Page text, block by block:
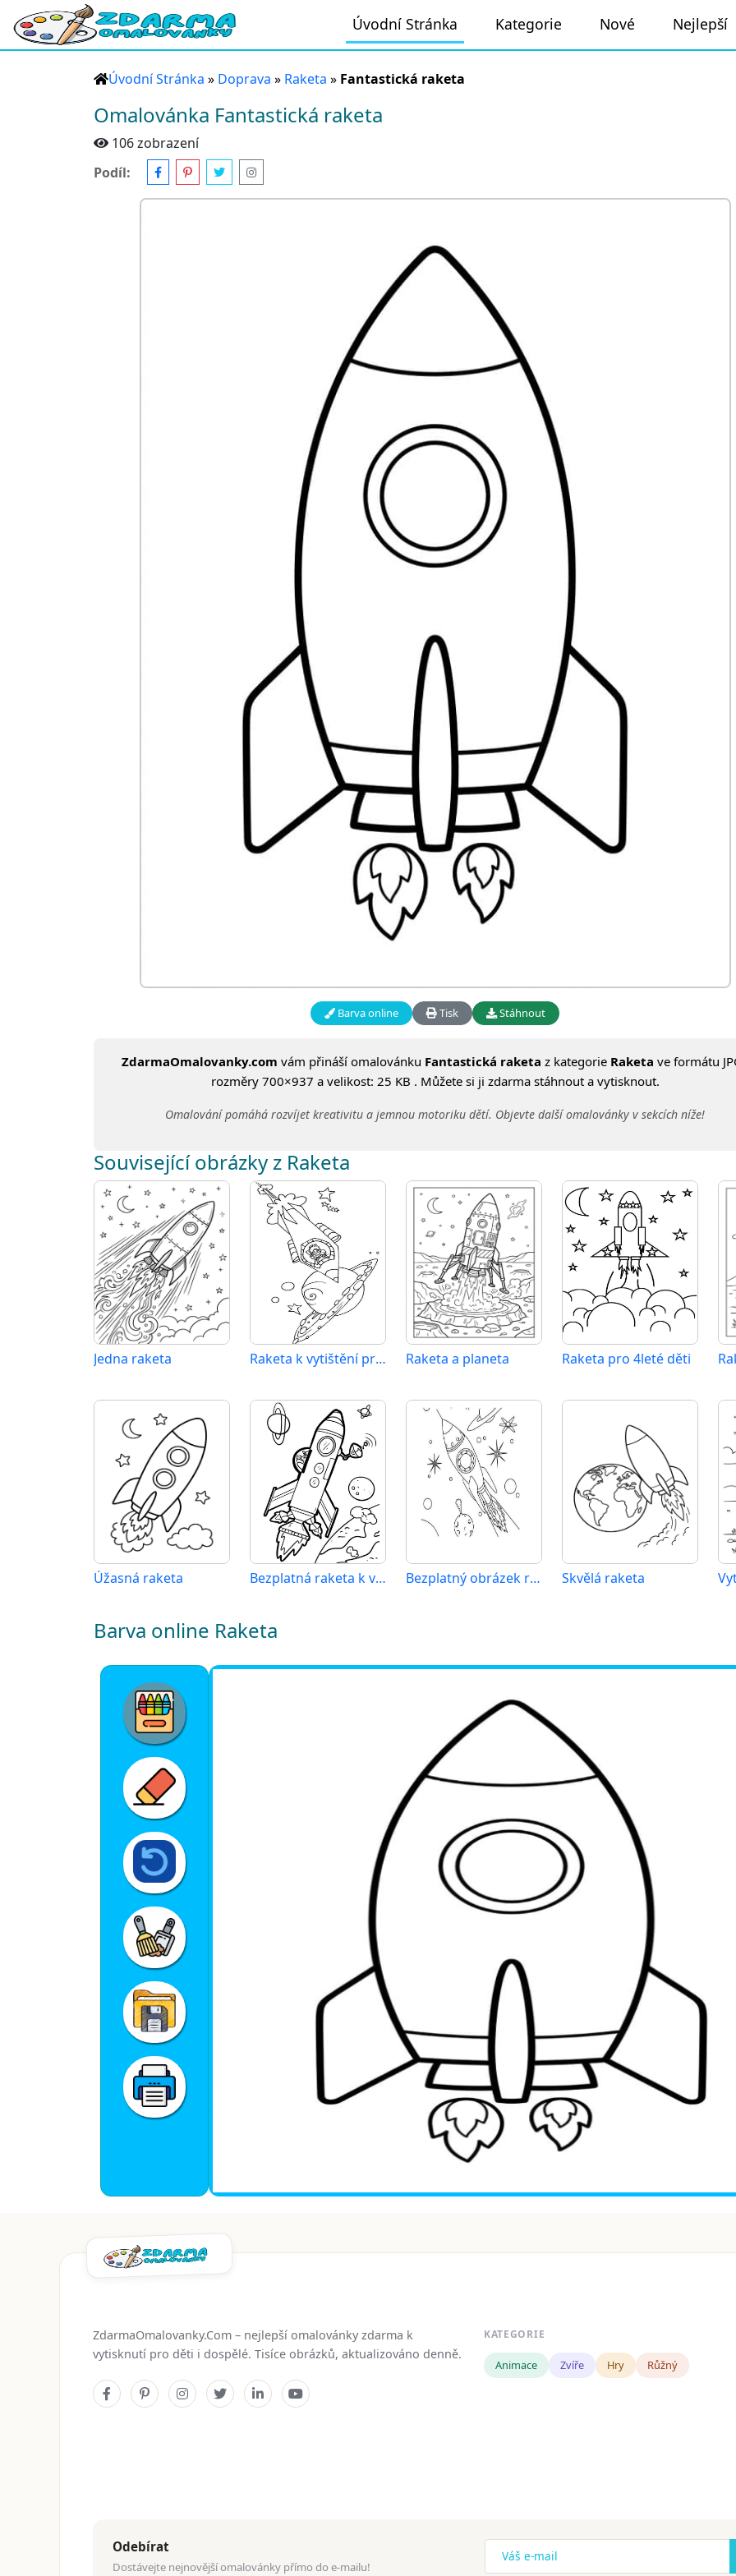
Úvodní Stránka Kategorie Nové Nejlepší
Úvodní Stránka » Doprava » Raketa » Fantastická raketa
Omalovánka Fantastická raketa
106 zobrazení
Podíl:
Barva online Tisk Stáhnout
ZdarmaOmalovanky.com vám přináší omalovánku Fantastická raketa z kategorie Raketa ve formátu
rozměry 700×937 a velikost: 25 KB . Můžete si ji zdarma stáhnout a vytisknout.
Omalování pomáhá rozvíjet kreativitu a jemnou motoriku dětí. Objevte další omalovánky v sekcích níže!
Související obrázky z Raketa
Jedna raketa Raketa k vytištění pro děti Raketa a planeta Raketa pro 4leté děti
Úžasná raketa Bezplatná raketa k vytisknutí Bezplatný obrázek rakety Skvělá raketa
Barva online Raketa
ZdarmaOmalovanky.Com – nejlepší omalovánky zdarma k
vytisknutí pro děti i dospělé. Tisíce obrázků, aktualizováno denně.
KATEGORIE
Animace Zvíře Hry Růžný
Odebírat
Dostávejte nejnovější omalovánky přímo do e-mailu!